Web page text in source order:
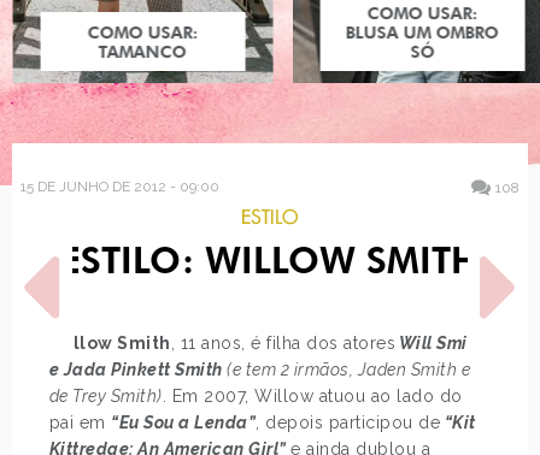
COMO USAR:
TAMANCO
COMO USAR:
BLUSA UM OMBRO
SÓ
15 DE JUNHO DE 2012 - 09:00 108
ESTILO
ESTILO: WILLOW SMITH
Willow Smith , 11 anos, é filha dos atores Will Smith
e Jada Pinkett Smith (e tem 2 irmãos, Jaden Smith e
de Trey Smith) . Em 2007, Willow atuou ao lado do
pai em “Eu Sou a Lenda”, depois participou de “Kit
Kittredge: An American Girl” e ainda dublou a
POST ANTERIOR
LOOK DO DIA: LISTRAS
PRÓXIMO POST
LOOK DO DIA: ESTAMPA